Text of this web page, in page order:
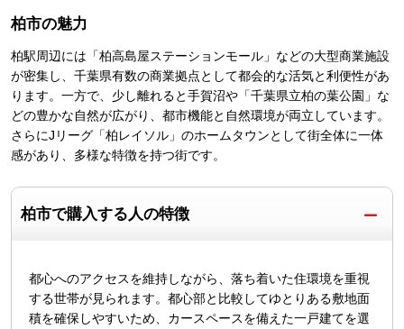
柏市の魅力
柏駅周辺には「柏高島屋ステーションモール」などの大型商業施設
が密集し、千葉県有数の商業拠点として都会的な活気と利便性があ
ります。一方で、少し離れると手賀沼や「千葉県立柏の葉公園」な
どの豊かな自然が広がり、都市機能と自然環境が両立しています。
さらにJリーグ「柏レイソル」のホームタウンとして街全体に一体
感があり、多様な特徴を持つ街です。
柏市で購入する人の特徴
都心へのアクセスを維持しながら、落ち着いた住環境を重視
する世帯が見られます。都心部と比較してゆとりある敷地面
積を確保しやすいため、カースペースを備えた一戸建てを選